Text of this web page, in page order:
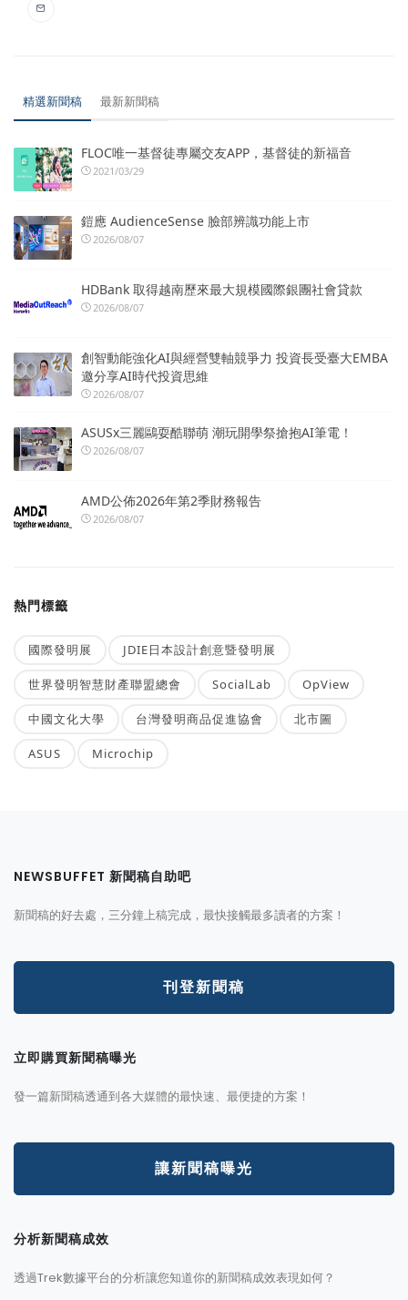
精選新聞稿 最新新聞稿
FLOC唯一基督徒專屬交友APP，基督徒的新福音
2021/03/29
鎧應 AudienceSense 臉部辨識功能上市
2026/08/07
HDBank 取得越南歷來最大規模國際銀團社會貸款
2026/08/07
創智動能強化AI與經營雙軸競爭力 投資長受臺大EMBA
邀分享AI時代投資思維
2026/08/07
ASUSx三麗鷗耍酷聯萌 潮玩開學祭搶抱AI筆電！
2026/08/07
AMD公佈2026年第2季財務報告
2026/08/07
熱門標籤
國際發明展 JDIE日本設計創意暨發明展
世界發明智慧財產聯盟總會 SocialLab OpView
中國文化大學 台灣發明商品促進協會 北市圖
ASUS Microchip
NEWSBUFFET 新聞稿自助吧
新聞稿的好去處，三分鐘上稿完成，最快接觸最多讀者的方案！
刊登新聞稿
立即購買新聞稿曝光
發一篇新聞稿透通到各大媒體的最快速、最便捷的方案！
讓新聞稿曝光
分析新聞稿成效
透過Trek數據平台的分析讓您知道你的新聞稿成效表現如何？